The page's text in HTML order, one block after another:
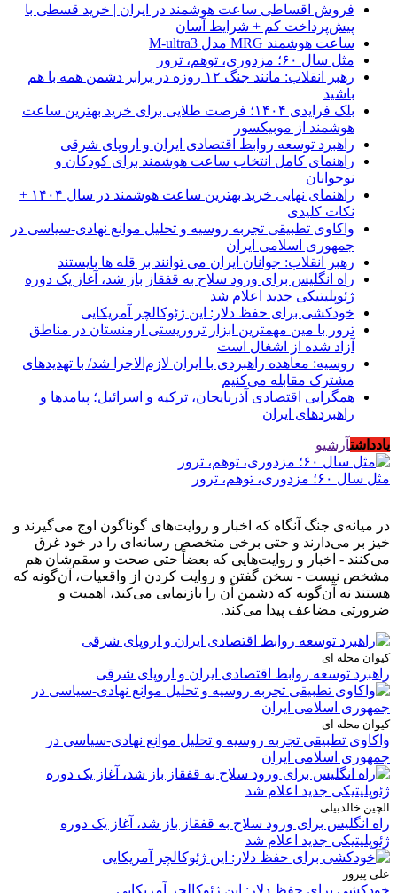
فروش اقساطی ساعت هوشمند در ایران | خرید قسطی با
پیش‌پرداخت کم + شرایط آسان
ساعت هوشمند MRG مدل M-ultra3
مثل سال ۶۰؛ مزدوری، توهم، ترور
رهبر انقلاب: مانند جنگ ۱۲ روزه در برابر دشمن همه با هم
باشید
بلک فرایدی ۱۴۰۴؛ فرصت طلایی برای خرید بهترین ساعت
هوشمند از موبیکسور
راهبرد توسعه روابط اقتصادی ایران و اروپای شرقی
راهنمای کامل انتخاب ساعت هوشمند برای کودکان و
نوجوانان
راهنمای نهایی خرید بهترین ساعت هوشمند در سال ۱۴۰۴ +
نکات کلیدی
واکاوی تطبیقی تجربه روسیه و تحلیل موانع نهادی-سیاسی در
جمهوری اسلامی ایران
رهبر انقلاب: جوانان ایران می توانند بر قله ها بایستند
راه انگلیس برای ورود سلاح به قفقاز باز شد، آغاز یک دوره
ژئوپلیتیکی جدید اعلام شد
خودکشی برای حفظ دلار: این ژئوکالچر آمریکایی
ترور با مین مهمترین ابزار تروریستی ارمنستان در مناطق
آزاد شده از اشغال است
روسیه: معاهده راهبردی با ایران لازم‌الاجرا شد/ با تهدیدهای
مشترک مقابله می‌کنیم
همگرایی اقتصادی آذربایجان، ترکیه و اسرائیل؛ پیامدها و
راهبردهای ایران
یادداشتآرشیو
مثل سال ۶۰؛ مزدوری، توهم، ترور
در میانه‌ی جنگ آنگاه که اخبار و روایت‌های گوناگون اوج می‌گیرند و
خیز بر می‌دارند و حتی برخی متخصص رسانه‌ای را در خود غرق
می‌کنند - اخبار و روایت‌هایی که بعضاً حتی صحت و سقم‌شان هم
مشخص نیست - سخن گفتن و روایت کردن از واقعیات، آن‌گونه که
هستند نه آن‌گونه که دشمن آن را بازنمایی می‌کند، اهمیت و
ضرورتی مضاعف پیدا می‌کند.
کیوان محله ای
راهبرد توسعه روابط اقتصادی ایران و اروپای شرقی
کیوان محله ای
واکاوی تطبیقی تجربه روسیه و تحلیل موانع نهادی-سیاسی در
جمهوری اسلامی ایران
الچین خالدبیلی
راه انگلیس برای ورود سلاح به قفقاز باز شد، آغاز یک دوره
ژئوپلیتیکی جدید اعلام شد
علی پیروز
خودکشی برای حفظ دلار: این ژئوکالچر آمریکایی